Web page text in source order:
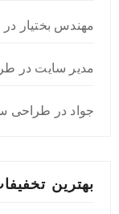
مهندس بختیار در
مدیر سایت در
جواد در طراحی
بهترین